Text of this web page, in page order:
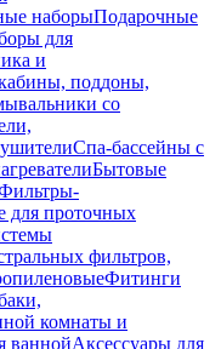
наборыПодарочные
для
и
поддоны,
со
Спа-бассейны с
Бытовые
для проточных
фильтров,
Фитинги
комнаты и
ваннойАксессуары для